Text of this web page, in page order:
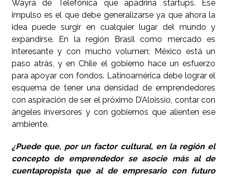
Wayra de Telefónica que apadrina startups. Ese
impulso es el que debe generalizarse ya que ahora la
idea puede surgir en cualquier lugar del mundo y
expandirse. En la región Brasil como mercado es
interesante y con mucho volumen; México está un
paso atrás, y en Chile el gobierno hace un esfuerzo
para apoyar con fondos. Latinoamérica debe lograr el
esquema de tener una densidad de emprendedores
con aspiración de ser el próximo D’Aloissio, contar con
ángeles inversores y con gobiernos que alienten ese
ambiente.
¿Puede que, por un factor cultural, en la región el
concepto de emprendedor se asocie más al de
cuentapropista que al de empresario con futuro